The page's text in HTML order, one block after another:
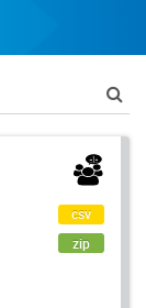
csv
zip